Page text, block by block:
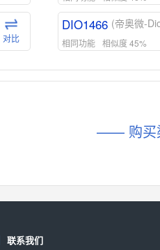
对比
对比
DIO1466 (帝奥微-
相同功能 相似度 45%
DIO1159 (帝奥微-
相似度 44%
—— 购
联系我们